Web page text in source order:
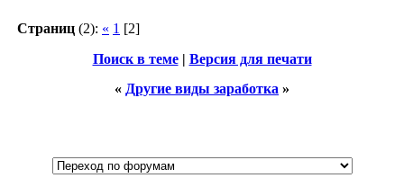
Страниц (2): « 1 [2]
Поиск в теме| Версия для печати
« Другие виды заработка »